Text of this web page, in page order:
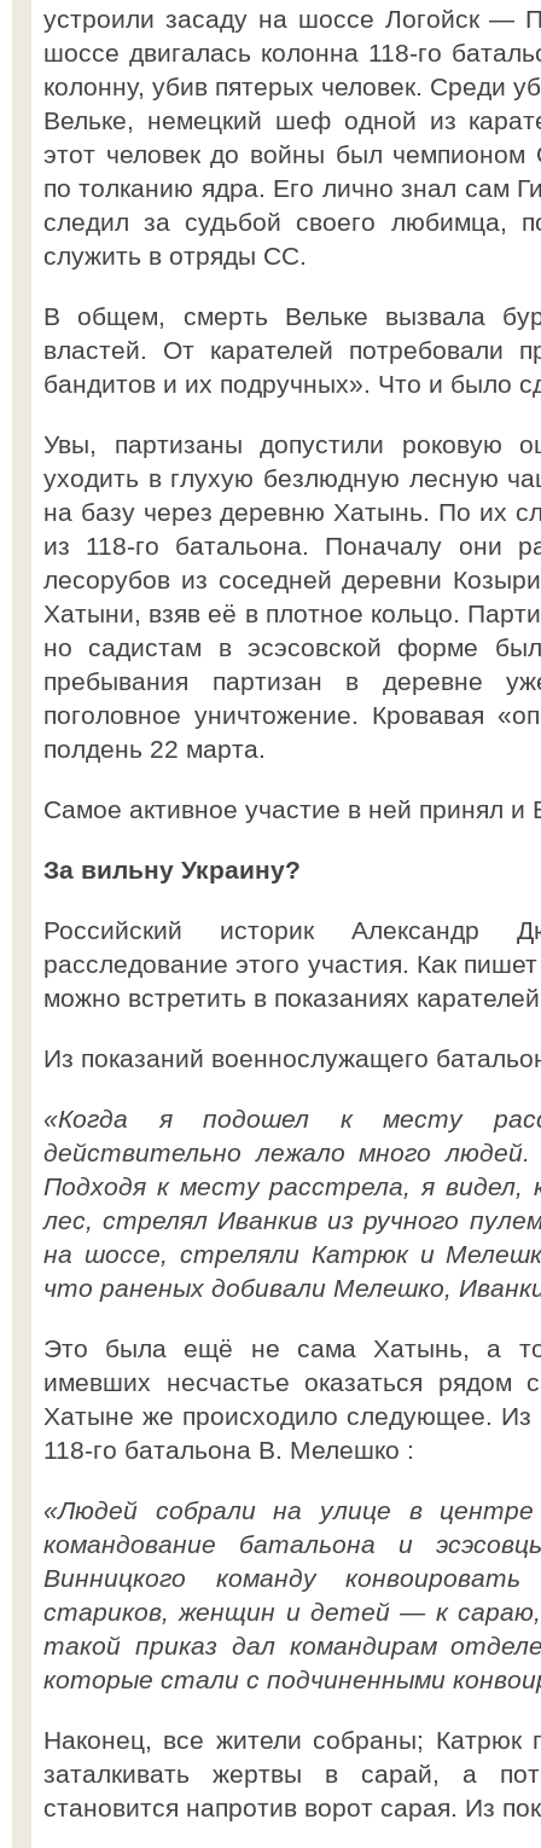
устроили засаду на шоссе Логойск —
шоссе двигалась колонна 118-го
колонну, убив пятерых человек. Среди
Вельке, немецкий шеф одной из
этот человек до войны был чемпионом
по толканию ядра. Его лично знал сам
следил за судьбой своего любимца,
служить в отряды СС.
В общем, смерть Вельке вызвала
властей. От карателей потребовали
бандитов и их подручных». Что и было
Увы, партизаны допустили роковую
уходить в глухую безлюдную лесную
на базу через деревню Хатынь. По их
из 118-го батальона. Поначалу они
лесорубов из соседней деревни
Хатыни, взяв её в плотное кольцо.
но садистам в эсэсовской форме
пребывания партизан в деревне
поголовное уничтожение. Кровавая
полдень 22 марта.
Самое активное участие в ней принял
За вильну Украину?
Российский историк Александр
расследование этого участия. Как
можно встретить в показаниях
Из показаний военнослужащего
«Когда я подошел к месту
действительно лежало много людей.
Подходя к месту расстрела, я видел,
лес, стрелял Иванкив из ручного
на шоссе, стреляли Катрюк и
что раненых добивали Мелешко,
Это была ещё не сама Хатынь, а
имевших несчастье оказаться рядом
Хатыне же происходило следующее. Из
118-го батальона В. Мелешко :
«Людей собрали на улице в центре
командование батальона и
Винницкого команду
стариков, женщин и детей — к
такой приказ дал командирам
которые стали с подчиненными
Наконец, все жители собраны; Катрюк
заталкивать жертвы в сарай, а
становится напротив ворот сарая. Из